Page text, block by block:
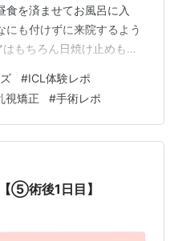
食を済ませてお風呂に入
にも付けずに来院するよう
もちろん日焼け止めも塗
タイリング剤も付けませ
の8月、快晴...帽子・マス
対策.(そしてもちろんメガ
えたでしょう...(笑)来院後
術前点眼をしました.点眼
#ICL体験レポ
視矯正 #手術レポ
⑤術後1日目】